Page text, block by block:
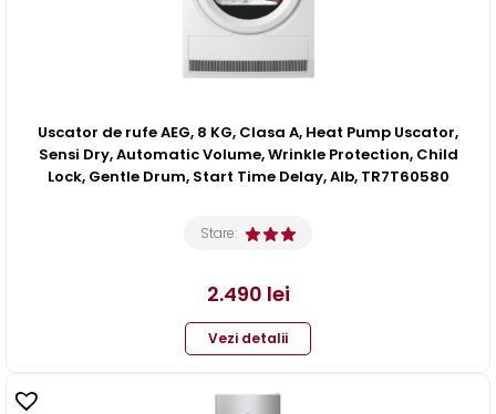
Uscator de rufe AEG, 8 KG, Clasa A, Heat Pump Uscator,
Sensi Dry, Automatic Volume, Wrinkle Protection, Child
Lock, Gentle Drum, Start Time Delay, Alb, TR7T60580
Stare:
2.490 lei
Vezi detalii